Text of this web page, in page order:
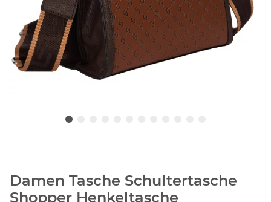
Damen Tasche Schultertasche
Shopper Henkeltasche